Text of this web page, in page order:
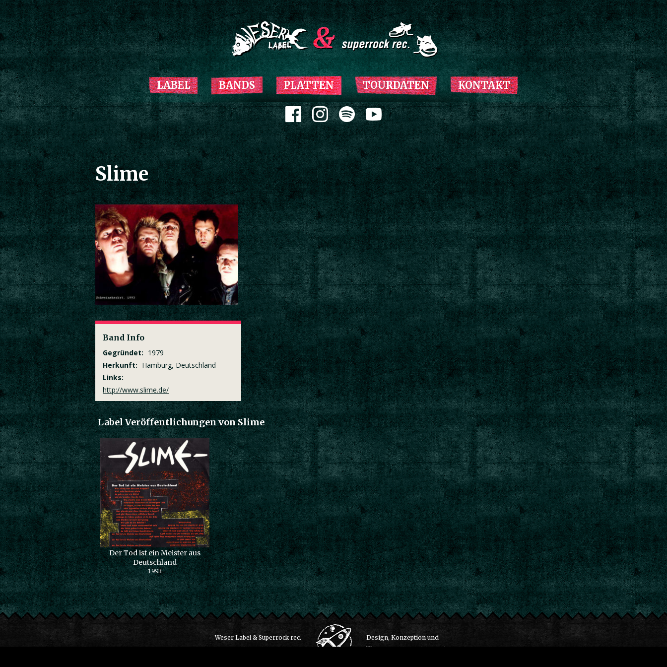
Zum Inhalt springen
LABEL BANDS PLATTEN TOURDATEN KONTAKT
Zum Inhalt springen
Slime
Band Info
Gegründet: 1979
Herkunft: Hamburg, Deutschland
Links:
http://www.slime.de/
Label Veröffentlichungen von Slime
Der Tod ist ein Meister aus
Deutschland
1993
Weser Label & Superrock rec.
Datenschutzerklärung
Design, Konzeption und
Realisation durch die Raketen